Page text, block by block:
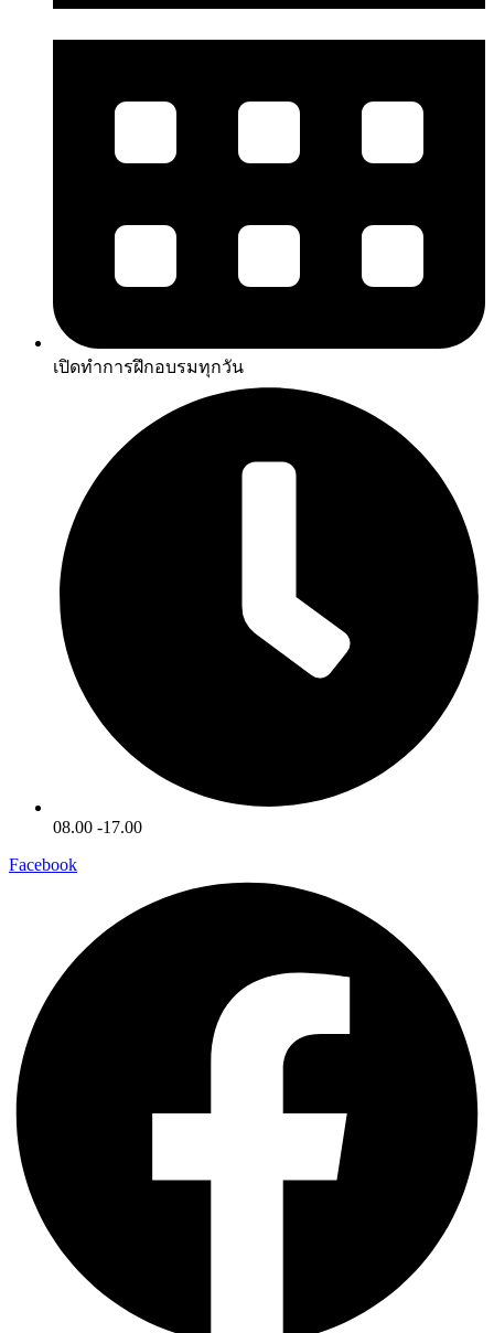
เปิดทำการฝึกอบรมทุกวัน
08.00 -17.00
Facebook